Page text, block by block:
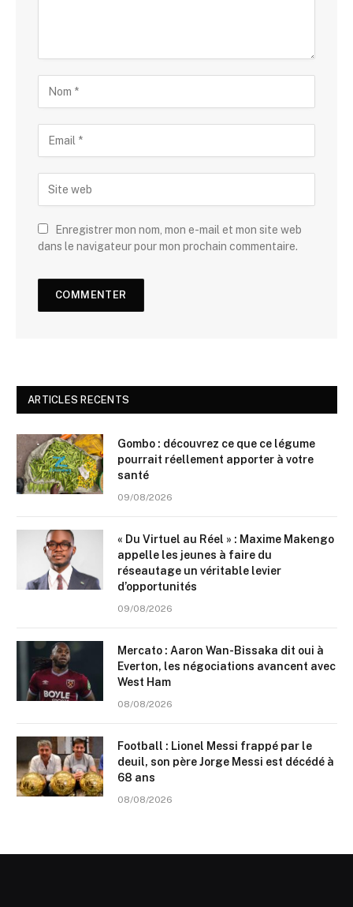
Enregistrer mon nom, mon e-mail et mon site web
dans le navigateur pour mon prochain commentaire.
ARTICLES RECENTS
Gombo : découvrez ce que ce légume
pourrait réellement apporter à votre
santé
09/08/2026
« Du Virtuel au Réel » : Maxime Makengo
appelle les jeunes à faire du
réseautage un véritable levier
d’opportunités
09/08/2026
Mercato : Aaron Wan-Bissaka dit oui à
Everton, les négociations avancent avec
West Ham
08/08/2026
Football : Lionel Messi frappé par le
deuil, son père Jorge Messi est décédé à
68 ans
08/08/2026